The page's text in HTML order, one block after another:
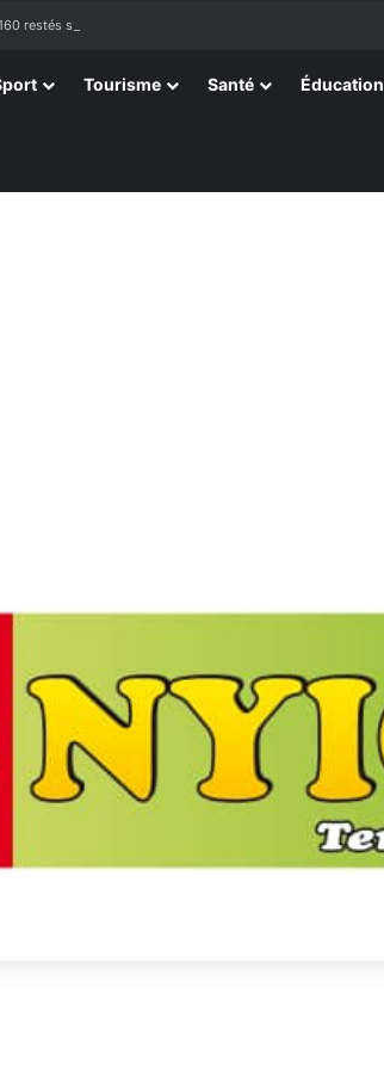
restés sur la touche
Tourisme Santé Éducation